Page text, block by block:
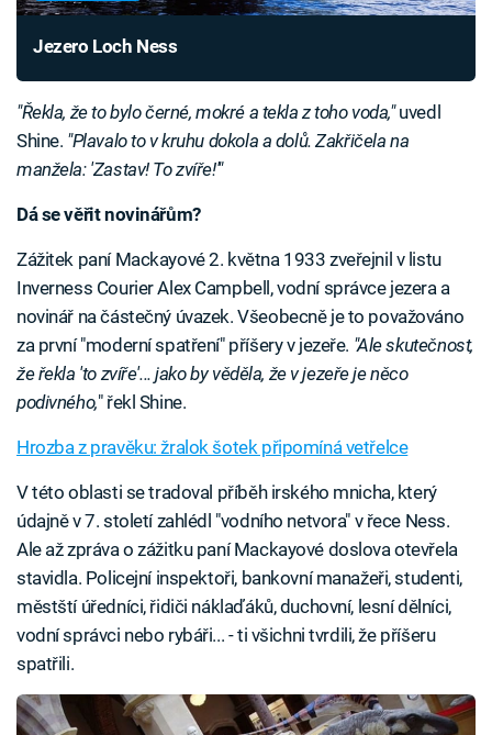
Jezero Loch Ness
"Řekla, že to bylo černé, mokré a tekla z toho voda,"uvedl
Shine. "Plavalo to v kruhu dokola a dolů. Zakřičela na
manžela: 'Zastav! To zvíře!'"
Dá se věřit novinářům?
Zážitek paní Mackayové 2. května 1933 zveřejnil v listu
Inverness Courier Alex Campbell, vodní správce jezera a
novinář na částečný úvazek. Všeobecně je to považováno
za první "moderní spatření" příšery v jezeře. "Ale skutečnost,
že řekla 'to zvíře'... jako by věděla, že v jezeře je něco
podivného," řekl Shine.
Hrozba z pravěku: žralok šotek připomíná vetřelce
V této oblasti se tradoval příběh irského mnicha, který
údajně v 7. století zahlédl "vodního netvora" v řece Ness.
Ale až zpráva o zážitku paní Mackayové doslova otevřela
stavidla. Policejní inspektoři, bankovní manažeři, studenti,
městští úředníci, řidiči náklaďáků, duchovní, lesní dělníci,
vodní správci nebo rybáři... - ti všichni tvrdili, že příšeru
spatřili.